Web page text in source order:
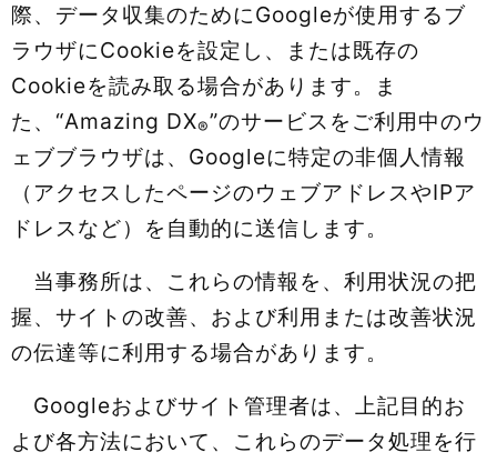
際、データ収集のためにGoogleが使用するブ
ラウザにCookieを設定し、または既存の
Cookieを読み取る場合があります。ま
た、“Amazing DX®”のサービスをご利用中のウ
ェブブラウザは、Googleに特定の非個人情報
（アクセスしたページのウェブアドレスやIPア
ドレスなど）を自動的に送信します。
当事務所は、これらの情報を、利用状況の把
握、サイトの改善、および利用または改善状況
の伝達等に利用する場合があります。
Googleおよびサイト管理者は、上記目的お
よび各方法において、これらのデータ処理を行